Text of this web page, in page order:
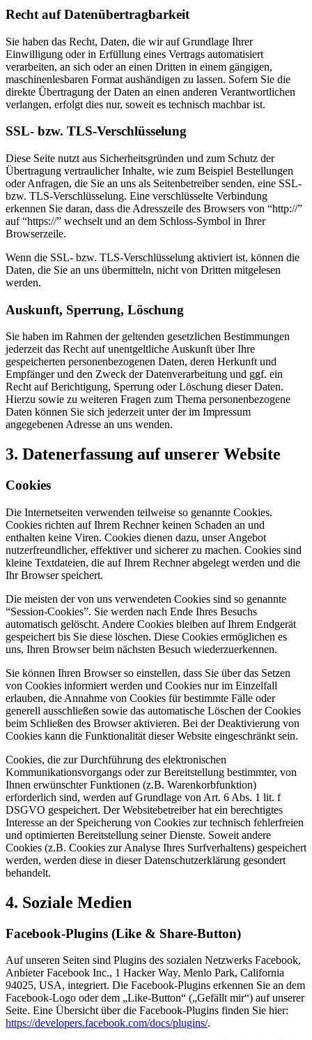
Recht auf Datenübertragbarkeit
Sie haben das Recht, Daten, die wir auf Grundlage Ihrer
Einwilligung oder in Erfüllung eines Vertrags automatisiert
verarbeiten, an sich oder an einen Dritten in einem gängigen,
maschinenlesbaren Format aushändigen zu lassen. Sofern Sie die
direkte Übertragung der Daten an einen anderen Verantwortlichen
verlangen, erfolgt dies nur, soweit es technisch machbar ist.
SSL- bzw. TLS-Verschlüsselung
Diese Seite nutzt aus Sicherheitsgründen und zum Schutz der
Übertragung vertraulicher Inhalte, wie zum Beispiel Bestellungen
oder Anfragen, die Sie an uns als Seitenbetreiber senden, eine SSL-
bzw. TLS-Verschlüsselung. Eine verschlüsselte Verbindung
erkennen Sie daran, dass die Adresszeile des Browsers von “http://”
auf “https://” wechselt und an dem Schloss-Symbol in Ihrer
Browserzeile.
Wenn die SSL- bzw. TLS-Verschlüsselung aktiviert ist, können die
Daten, die Sie an uns übermitteln, nicht von Dritten mitgelesen
werden.
Auskunft, Sperrung, Löschung
Sie haben im Rahmen der geltenden gesetzlichen Bestimmungen
jederzeit das Recht auf unentgeltliche Auskunft über Ihre
gespeicherten personenbezogenen Daten, deren Herkunft und
Empfänger und den Zweck der Datenverarbeitung und ggf. ein
Recht auf Berichtigung, Sperrung oder Löschung dieser Daten.
Hierzu sowie zu weiteren Fragen zum Thema personenbezogene
Daten können Sie sich jederzeit unter der im Impressum
angegebenen Adresse an uns wenden.
3. Datenerfassung auf unserer Website
Cookies
Die Internetseiten verwenden teilweise so genannte Cookies.
Cookies richten auf Ihrem Rechner keinen Schaden an und
enthalten keine Viren. Cookies dienen dazu, unser Angebot
nutzerfreundlicher, effektiver und sicherer zu machen. Cookies sind
kleine Textdateien, die auf Ihrem Rechner abgelegt werden und die
Ihr Browser speichert.
Die meisten der von uns verwendeten Cookies sind so genannte
“Session-Cookies”. Sie werden nach Ende Ihres Besuchs
automatisch gelöscht. Andere Cookies bleiben auf Ihrem Endgerät
gespeichert bis Sie diese löschen. Diese Cookies ermöglichen es
uns, Ihren Browser beim nächsten Besuch wiederzuerkennen.
Sie können Ihren Browser so einstellen, dass Sie über das Setzen
von Cookies informiert werden und Cookies nur im Einzelfall
erlauben, die Annahme von Cookies für bestimmte Fälle oder
generell ausschließen sowie das automatische Löschen der Cookies
beim Schließen des Browser aktivieren. Bei der Deaktivierung von
Cookies kann die Funktionalität dieser Website eingeschränkt sein.
Cookies, die zur Durchführung des elektronischen
Kommunikationsvorgangs oder zur Bereitstellung bestimmter, von
Ihnen erwünschter Funktionen (z.B. Warenkorbfunktion)
erforderlich sind, werden auf Grundlage von Art. 6 Abs. 1 lit. f
DSGVO gespeichert. Der Websitebetreiber hat ein berechtigtes
Interesse an der Speicherung von Cookies zur technisch fehlerfreien
und optimierten Bereitstellung seiner Dienste. Soweit andere
Cookies (z.B. Cookies zur Analyse Ihres Surfverhaltens) gespeichert
werden, werden diese in dieser Datenschutzerklärung gesondert
behandelt.
4. Soziale Medien
Facebook-Plugins (Like & Share-Button)
Auf unseren Seiten sind Plugins des sozialen Netzwerks Facebook,
Anbieter Facebook Inc., 1 Hacker Way, Menlo Park, California
94025, USA, integriert. Die Facebook-Plugins erkennen Sie an dem
Facebook-Logo oder dem „Like-Button“ („Gefällt mir“) auf unserer
Seite. Eine Übersicht über die Facebook-Plugins finden Sie hier:
https://developers.facebook.com/docs/plugins/.